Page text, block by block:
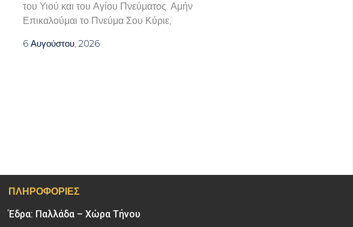
του Υιού και του Αγίου Πνεύματος. Αμήν
Επικαλούμαι το Πνεύμα Σου Κύριε,
6 Αυγούστου, 2026
ΠΛΗΡΟΦΟΡΊΕΣ
Έδρα: Παλλάδα – Χώρα Τήνου